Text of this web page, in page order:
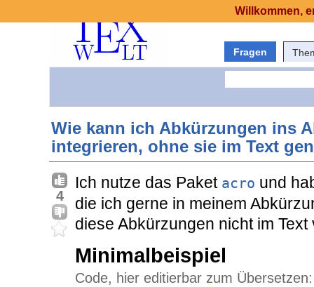
Fragen
Wie kann ich Abkürzungen ins
integrieren, ohne sie im Text
4
Ich nutze das Paket acro und
die ich gerne in meinem
diese Abkürzungen nicht im Text
Minimalbeispiel
Code, hier editierbar zum Übersetzen:
Willkommen,